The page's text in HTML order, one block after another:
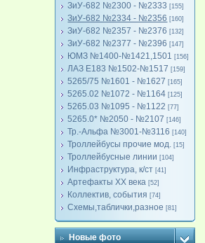
ЗиУ-682 №2300 - №2333 [155]
ЗиУ-682 №2334 - №2356 [160]
ЗиУ-682 №2357 - №2376 [132]
ЗиУ-682 №2377 - №2396 [147]
ЮМЗ №1400-№1421,1501 [156]
ЛАЗ Е183 №1502-№1517 [159]
5265/75 №1601 - №1627 [165]
5265.02 №1072 - №1164 [125]
5265.03 №1095 - №1122 [77]
5265.0* №2050 - №2107 [146]
Тр.-Альфа №3001-№3116 [140]
Троллейбусы прочие мод. [15]
Троллейбусные линии [104]
Инфраструктура, к/ст [41]
Артефакты ХХ века [52]
Коллектив, события [74]
Схемы,таблички,разное [81]
Новые фото